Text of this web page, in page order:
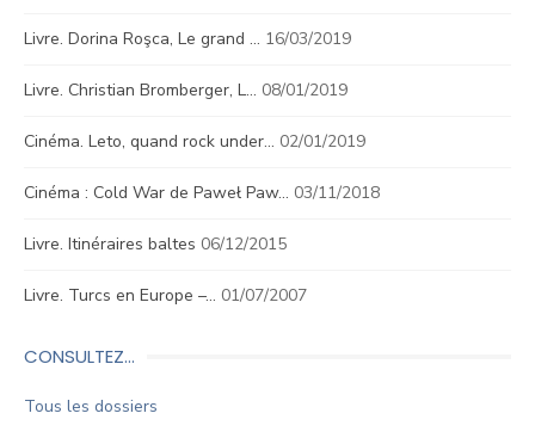
Livre. Dorina Roşca, Le grand … 16/03/2019
Livre. Christian Bromberger, L… 08/01/2019
Cinéma. Leto, quand rock under… 02/01/2019
Cinéma : Cold War de Paweł Paw… 03/11/2018
Livre. Itinéraires baltes 06/12/2015
Livre. Turcs en Europe –… 01/07/2007
CONSULTEZ…
Tous les dossiers